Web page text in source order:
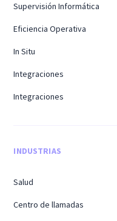
Supervisión Informática
Eficiencia Operativa
In Situ
Integraciones
Integraciones
INDUSTRIAS
Salud
Centro de llamadas